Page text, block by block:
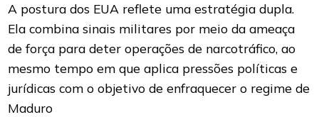
A postura dos EUA reflete uma estratégia dupla.
Ela combina sinais militares por meio da ameaça
de força para deter operações de narcotráfico, ao
mesmo tempo em que aplica pressões políticas e
jurídicas com o objetivo de enfraquecer o regime de
Maduro